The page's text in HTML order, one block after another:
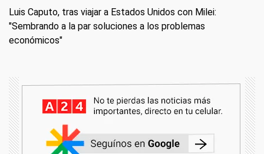
Luis Caputo, tras viajar a Estados Unidos con Milei:
"Sembrando a la par soluciones a los problemas
económicos"